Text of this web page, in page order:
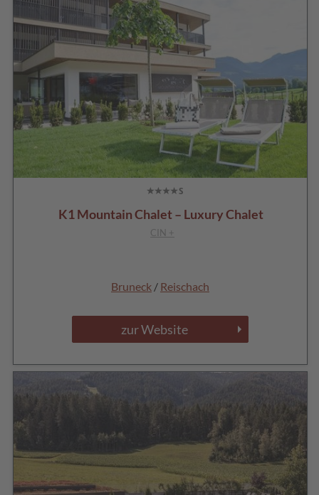
K1 Mountain Chalet – Luxury Chalet
CIN +
Bruneck / Reischach
zur Website